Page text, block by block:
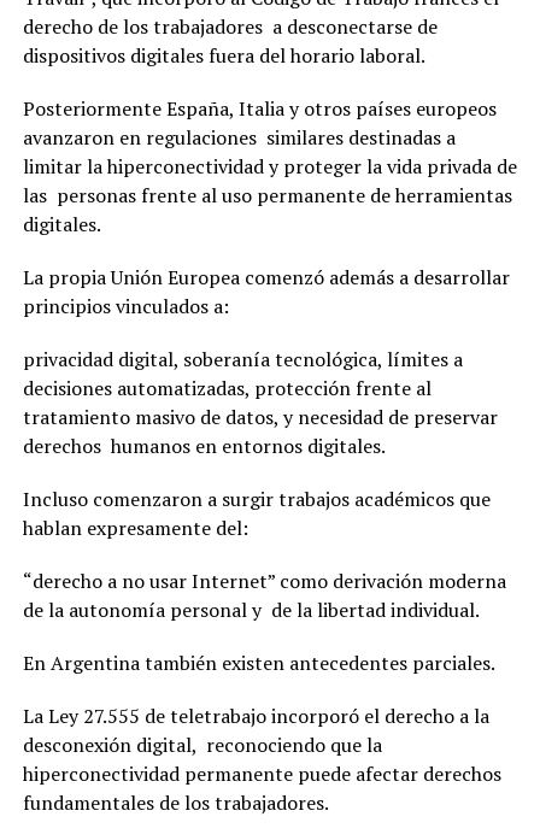
derecho de los trabajadores a desconectarse de
dispositivos digitales fuera del horario laboral.
Posteriormente España, Italia y otros países europeos
avanzaron en regulaciones similares destinadas a
limitar la hiperconectividad y proteger la vida privada de
las personas frente al uso permanente de herramientas
digitales.
La propia Unión Europea comenzó además a desarrollar
principios vinculados a:
privacidad digital, soberanía tecnológica, límites a
decisiones automatizadas, protección frente al
tratamiento masivo de datos, y necesidad de preservar
derechos humanos en entornos digitales.
Incluso comenzaron a surgir trabajos académicos que
hablan expresamente del:
“derecho a no usar Internet” como derivación moderna
de la autonomía personal y de la libertad individual.
En Argentina también existen antecedentes parciales.
La Ley 27.555 de teletrabajo incorporó el derecho a la
desconexión digital, reconociendo que la
hiperconectividad permanente puede afectar derechos
fundamentales de los trabajadores.